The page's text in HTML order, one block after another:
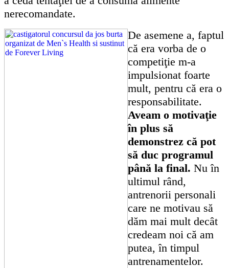
nerecomandate.
De asemene a, faptul
că era vorba de o
competiţie m-a
impulsionat foarte
mult, pentru că era o
responsabilitate.
Aveam o motivaţie
în plus să
demonstrez că pot
să duc programul
până la final. Nu în
ultimul rând,
antrenorii personali
care ne motivau să
dăm mai mult decât
credeam noi că am
putea, în timpul
antrenamentelor.